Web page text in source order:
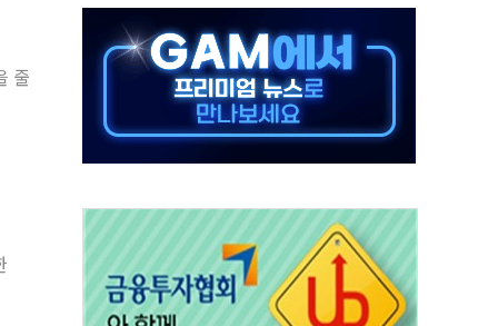
50대 일용직 추락 사망
건축 촉진하는 것이 부동산 정상화"
무마' 유병호 감사위원 구속 기소
매출 본격화
줄